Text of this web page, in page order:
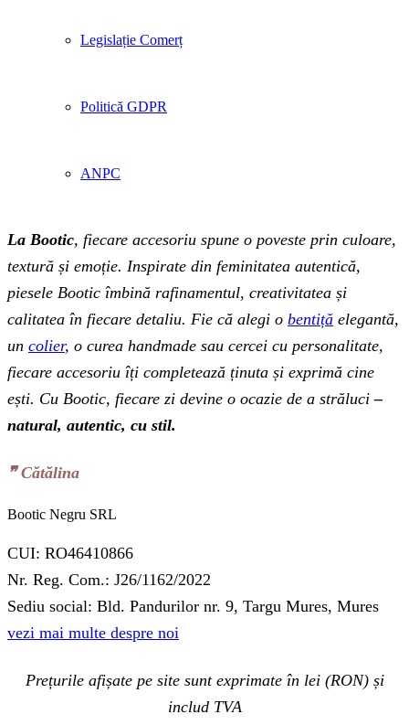
Legislație Comerț
Politică GDPR
ANPC
La Bootic, fiecare accesoriu spune o poveste prin culoare,
textură și emoție. Inspirate din feminitatea autentică,
piesele Bootic îmbină rafinamentul, creativitatea și
calitatea în fiecare detaliu. Fie că alegi o bentiță elegantă,
un colier, o curea handmade sau cercei cu personalitate,
fiecare accesoriu îți completează ținuta și exprimă cine
ești. Cu Bootic, fiecare zi devine o ocazie de a străluci –
natural, autentic, cu stil.
❞‬ Cătălina
Bootic Negru SRL
CUI: RO46410866
Nr. Reg. Com.: J26/1162/2022
Sediu social: Bld. Pandurilor nr. 9, Targu Mures, Mures
vezi mai multe despre noi
Prețurile afișate pe site sunt exprimate în lei (RON) și
includ TVA